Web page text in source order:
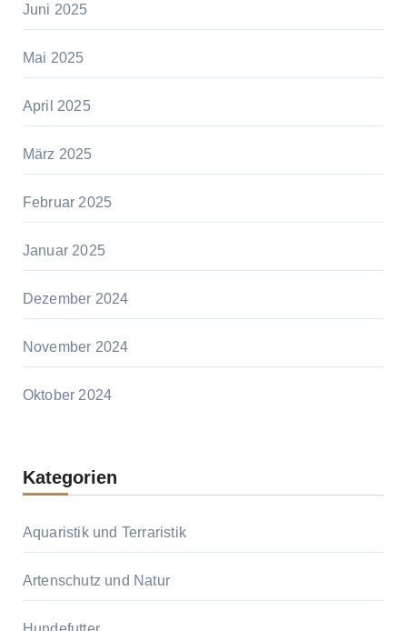
Juni 2025
Mai 2025
April 2025
März 2025
Februar 2025
Januar 2025
Dezember 2024
November 2024
Oktober 2024
Kategorien
Aquaristik und Terraristik
Artenschutz und Natur